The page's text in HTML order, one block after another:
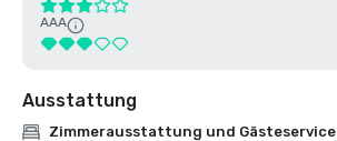
AAA
Ausstattung
Zimmerausstattung und Gästeservice